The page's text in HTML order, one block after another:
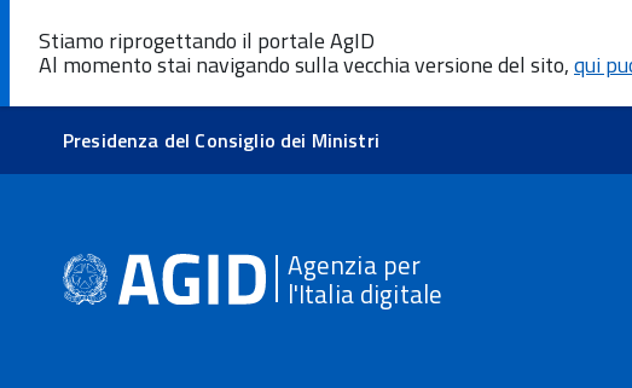
Stiamo riprogettando il portale AgID
Al momento stai navigando sulla vecchia versione del sito,qui
Presidenza del Consiglio dei Ministri
Agenzia per
l'Italia digitale